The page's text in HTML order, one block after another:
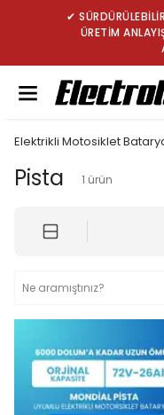
✔
ÜRETİM
Elektrikli Motosiklet
Pista 1 ürün